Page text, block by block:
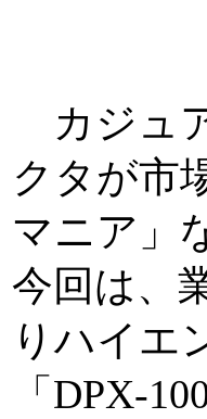
カジュ
クタが市
マニア」
今回は、
りハイエ
「DPX-